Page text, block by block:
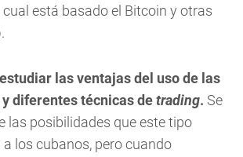
está basado el Bitcoin y otras
las ventajas del uso de las
diferentes técnicas detrading. Se
las posibilidades que este tipo
los cubanos, pero cuando